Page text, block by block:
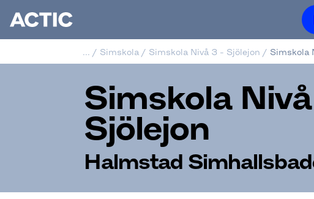
... / Simskola / Simskola Nivå 3 - Sjölejon / Simskola
Simskola
Sjölejon
Halmstad